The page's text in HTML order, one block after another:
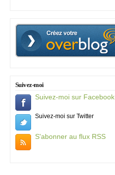
Suivez-moi
Suivez-moi sur Facebook
Suivez-moi sur Twitter
S'abonner au flux RSS